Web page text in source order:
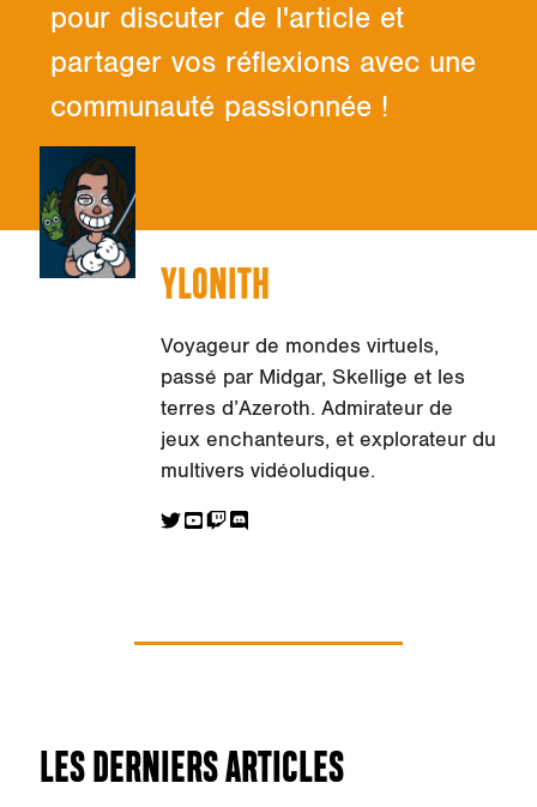
pour discuter de l'article et
partager vos réflexions avec une
communauté passionnée !
YLONITH
Voyageur de mondes virtuels,
passé par Midgar, Skellige et les
terres d’Azeroth. Admirateur de
jeux enchanteurs, et explorateur du
multivers vidéoludique.
LES DERNIERS ARTICLES